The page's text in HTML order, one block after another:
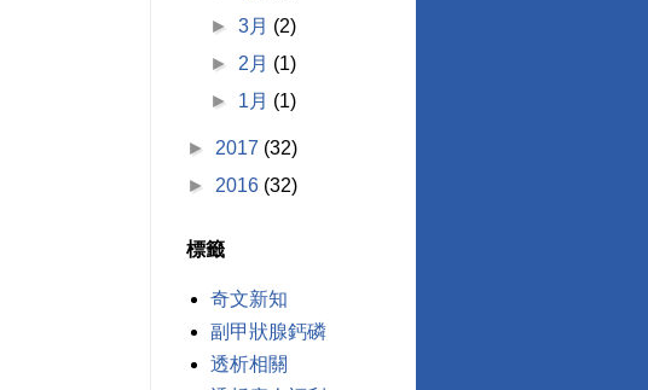
►3月 (2)
► 2月 (1)
► 1月 (1)
► 2017 (32)
► 2016 (32)
標籤
奇文新知
副甲狀腺鈣磷
透析相關